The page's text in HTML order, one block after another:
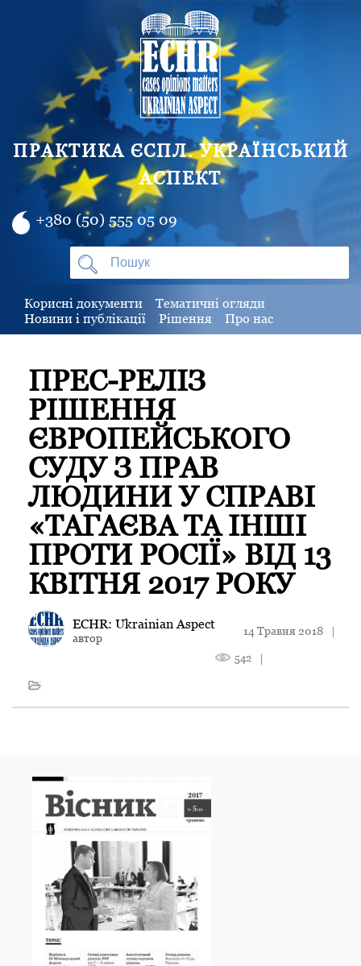
ПРАКТИКА ЄСПЛ. УКРАЇНСЬКИЙ
АСПЕКТ
+380 (50) 555 05 09
Корисні документи
Тематичні огляди
Новини і публікації
Рішення Про нас
ПРЕС-РЕЛІЗ
РІШЕННЯ
ЄВРОПЕЙСЬКОГО
СУДУ З ПРАВ
ЛЮДИНИ У СПРАВІ
«ТАГАЄВА ТА ІНШІ
ПРОТИ РОСІЇ» ВІД 13
КВІТНЯ 2017 РОКУ
ECHR: Ukrainian Aspect
автор
14 Травня 2018 |
542 |